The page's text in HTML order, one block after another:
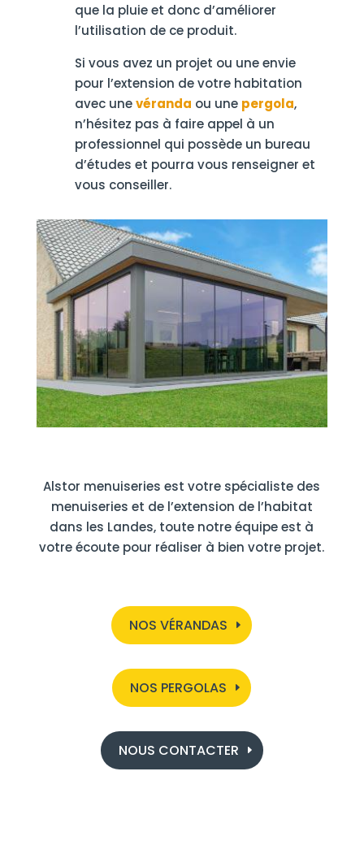
que la pluie et donc d’améliorer
l’utilisation de ce produit.
Si vous avez un projet ou une envie
pour l’extension de votre habitation
avec unevéranda ou une pergola,
n’hésitez pas à faire appel à un
professionnel qui possède un bureau
d’études et pourra vous renseigner et
vous conseiller.
Alstor menuiseries est votre spécialiste des
menuiseries et de l’extension de l’habitat
dans les Landes, toute notre équipe est à
votre écoute pour réaliser à bien votre projet.
NOS VÉRANDAS
NOS PERGOLAS
NOUS CONTACTER